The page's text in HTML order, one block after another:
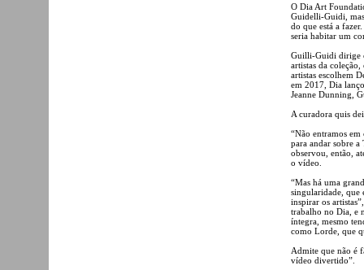
O Dia Art
Guidelli-Guidi,
do que está a
seria habitar um
Guilli-Guidi dirige
artistas da
artistas escolhem
em 2017, Dia
Jeanne Dunning,
A curadora quis
“Não entramos em
para andar sobre
observou, então,
o vídeo.
“Mas há uma
singularidade, que
inspirar os
trabalho no Dia, e
íntegra, mesmo
como Lorde, que
Admite que não é
vídeo divertido”.